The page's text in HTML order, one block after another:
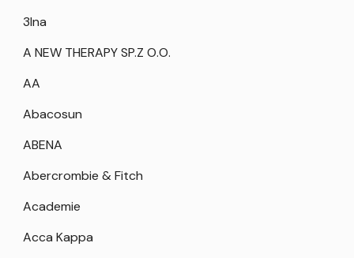
3Ina
A NEW THERAPY SP.Z O.O.
AA
Abacosun
ABENA
Abercrombie & Fitch
Academie
Acca Kappa